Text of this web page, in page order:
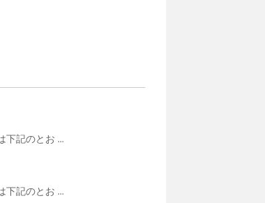
下記のとお ...
下記のとお ...